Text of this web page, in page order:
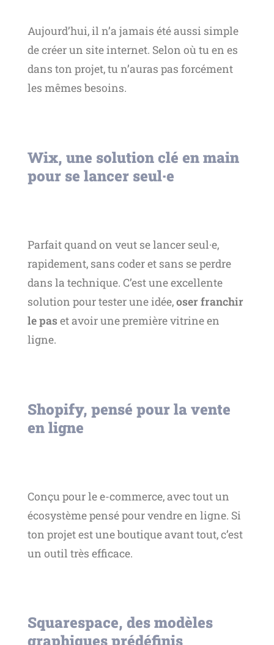
Aujourd’hui, il n’a jamais été aussi simple
de créer un site internet. Selon où tu en es
dans ton projet, tu n’auras pas forcément
les mêmes besoins.
Wix, une solution clé en main
pour se lancer seul·e
Parfait quand on veut se lancer seul·e,
rapidement, sans coder et sans se perdre
dans la technique. C’est une excellente
solution pour tester une idée,oser franchir
le pas et avoir une première vitrine en
ligne.
Shopify, pensé pour la vente
en ligne
Conçu pour le e-commerce, avec tout un
écosystème pensé pour vendre en ligne. Si
ton projet est une boutique avant tout, c’est
un outil très efficace.
Squarespace, des modèles
graphiques prédéfinis